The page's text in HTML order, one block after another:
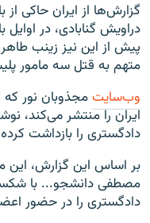
گزارش‌ها از ایران حاکی
پیش از این نیز زینب
متهم به قتل سه مامور
وب‌سایتمجذوبان نور که
ایران را منتشر می‌کند،
دادگستری را بازداشت
بر اساس این گزارش، این
مصطفی دانشجو... با
دادگستری را در حضور